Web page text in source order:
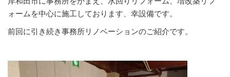
ォームを中心に施工しております、幸設備です。
前回に引き続き事務所リノベーションのご紹介です。